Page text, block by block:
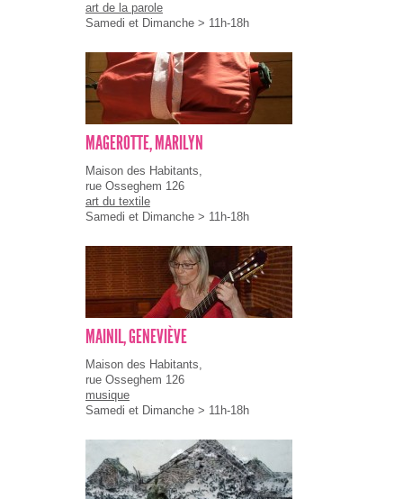
art de la parole
Samedi et Dimanche > 11h-18h
MAGEROTTE, MARILYN
Maison des Habitants,
rue Osseghem 126
art du textile
Samedi et Dimanche > 11h-18h
MAINIL, GENEVIÈVE
Maison des Habitants,
rue Osseghem 126
musique
Samedi et Dimanche > 11h-18h